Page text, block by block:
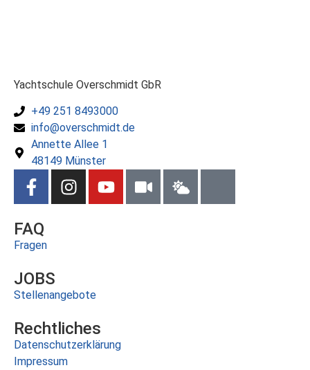
Yachtschule Overschmidt GbR
+49 251 8493000
info@overschmidt.de
Annette Allee 1
48149 Münster
FAQ
Fragen
JOBS
Stellenangebote
Rechtliches
Datenschutzerklärung
Impressum